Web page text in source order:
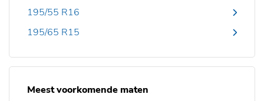
195/55 R16
195/65 R15
Meest voorkomende maten